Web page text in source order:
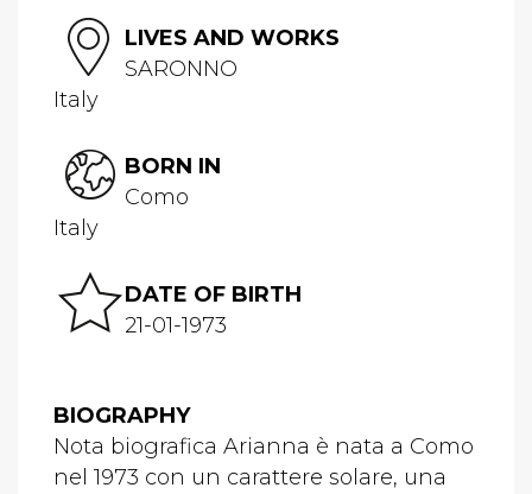
LIVES AND WORKS
SARONNO
Italy
BORN IN
Como
Italy
DATE OF BIRTH
21-01-1973
BIOGRAPHY
Nota biografica Arianna è nata a Como
nel 1973 con un carattere solare, una